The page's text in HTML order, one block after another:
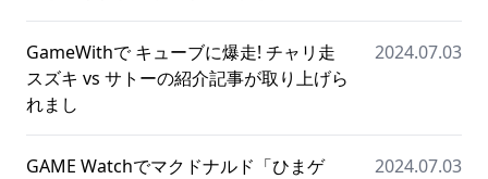
GameWithで キューブに爆走! チャリ走
スズキ vs サトーの紹介記事が取り上げら
れまし
2024.07.03
GAME Watchでマクドナルド「ひまゲ
2024.07.03